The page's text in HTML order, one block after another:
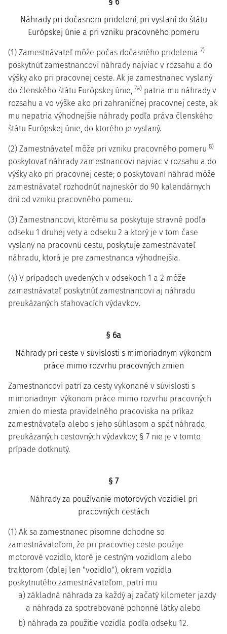
Náhrady pri dočasnom pridelení, pri vyslaní do štátu
Európskej únie a pri vzniku pracovného pomeru
(1) Zamestnávateľ môže počas dočasného pridelenia 7)
poskytnúť zamestnancovi náhrady najviac v rozsahu a do
výšky ako pri pracovnej ceste. Ak je zamestnanec vyslaný
do členského štátu Európskej únie, 7a) patria mu náhrady v
rozsahu a vo výške ako pri zahraničnej pracovnej ceste, ak
mu nepatria výhodnejšie náhrady podľa práva členského
štátu Európskej únie, do ktorého je vyslaný.
(2) Zamestnávateľ môže pri vzniku pracovného pomeru 8)
poskytovať náhrady zamestnancovi najviac v rozsahu a do
výšky ako pri pracovnej ceste; o poskytovaní náhrad môže
zamestnávateľ rozhodnúť najneskôr do 90 kalendárnych
dní od vzniku pracovného pomeru.
(3) Zamestnancovi, ktorému sa poskytuje stravné podľa
odseku 1 druhej vety a odseku 2 a ktorý je v tom čase
vyslaný na pracovnú cestu, poskytuje zamestnávateľ
náhradu, ktorá je pre zamestnanca výhodnejšia.
(4) V prípadoch uvedených v odsekoch 1 a 2 môže
zamestnávateľ poskytnúť zamestnancovi aj náhradu
preukázaných sťahovacích výdavkov.
§ 6a
Náhrady pri ceste v súvislosti s mimoriadnym výkonom
práce mimo rozvrhu pracovných zmien
Zamestnancovi patrí za cesty vykonané v súvislosti s
mimoriadnym výkonom práce mimo rozvrhu pracovných
zmien do miesta pravidelného pracoviska na príkaz
zamestnávateľa alebo s jeho súhlasom a späť náhrada
preukázaných cestovných výdavkov; § 7 nie je v tomto
prípade dotknutý.
§ 7
Náhrady za používanie motorových vozidiel pri
pracovných cestách
(1) Ak sa zamestnanec písomne dohodne so
zamestnávateľom, že pri pracovnej ceste použije
motorové vozidlo, ktoré je cestným vozidlom alebo
traktorom (ďalej len "vozidlo"), okrem vozidla
poskytnutého zamestnávateľom, patrí mu
a) základná náhrada za každý aj začatý kilometer jazdy
a náhrada za spotrebované pohonné látky alebo
b) náhrada za použitie vozidla podľa odseku 12.